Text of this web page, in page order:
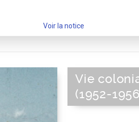
Voir la notice
Vie
(1952-